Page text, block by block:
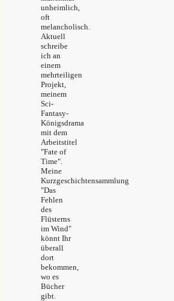
unheimlich,
oft
melancholisch.
Aktuell
schreibe
ich an
einem
mehrteiligen
Projekt,
meinem
Sci-
Fantasy-
Königsdrama
mit dem
Arbeitstitel
"Fate of
Time".
Meine
Kurzgeschichtensammlung
"Das
Fehlen
des
Flüsterns
im Wind"
könnt Ihr
überall
dort
bekommen,
wo es
Bücher
gibt.